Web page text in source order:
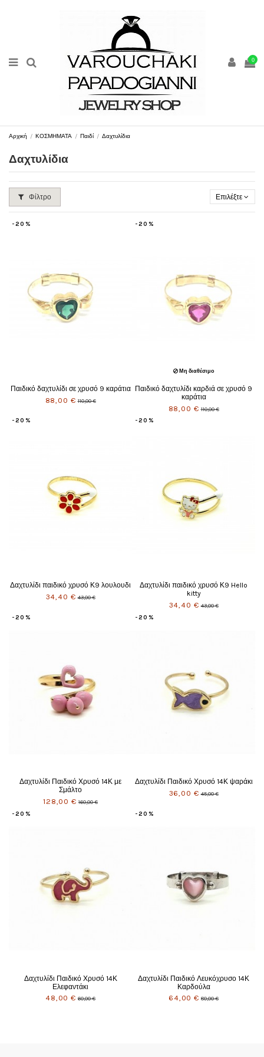
0
Αρχική ΚΟΣΜΗΜΑΤΑ Παιδί Δαχτυλίδια
Δαχτυλίδια
Φίλτρο Επιλέξτε
-20%
Παιδικό δαχτυλίδι σε χρυσό 9 καράτια
88,00 € 110,00 €
-20%
Μη διαθέσιμο
Παιδικό δαχτυλίδι καρδιά σε χρυσό 9
καράτια
88,00 € 110,00 €
-20%
Δαχτυλίδι παιδικό χρυσό Κ9 λουλουδι
34,40 € 43,00 €
-20%
Δαχτυλίδι παιδικό χρυσό Κ9 Hello
kitty
34,40 € 43,00 €
-20%
Δαχτυλίδι Παιδικό Χρυσό 14Κ με
Σμάλτο
128,00 € 160,00 €
-20%
Δαχτυλίδι Παιδικό Χρυσό 14Κ ψαράκι
36,00 € 45,00 €
-20%
Δαχτυλίδι Παιδικό Χρυσό 14Κ
Ελεφαντάκι
48,00 € 60,00 €
-20%
Δαχτυλίδι Παιδικό Λευκόχρυσο 14Κ
Καρδούλα
64,00 € 80,00 €